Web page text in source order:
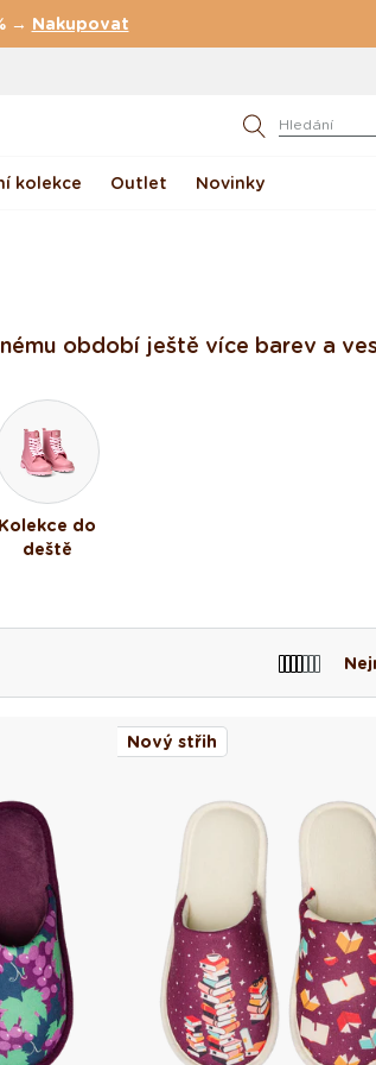
→ Nakupovat
Hledání
kolekce Outlet Novinky
období ještě více barev a
Kolekce do
deště
Nový střih